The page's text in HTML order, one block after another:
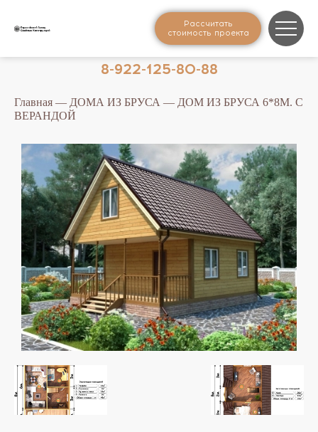
Рассчитать
стоимость проекта
8-922-125-80-88
Главная — ДОМА ИЗ БРУСА — ДОМ ИЗ БРУСА 6*8М. С
ВЕРАНДОЙ